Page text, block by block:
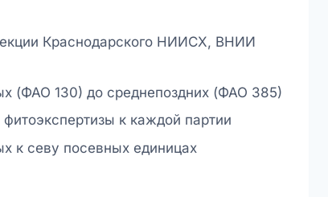
Краснодарского НИИСХ, ВНИИ
(ФАО 130) до среднепоздних (ФАО 385)
к каждой партии
к севу посевных единицах